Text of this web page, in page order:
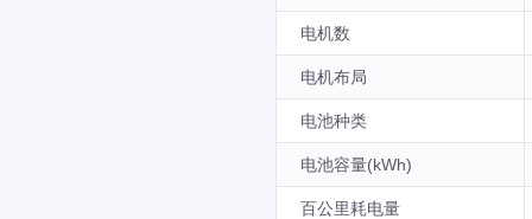
电机数
电机布局
电池种类
电池容量(kWh)
百公里耗电量